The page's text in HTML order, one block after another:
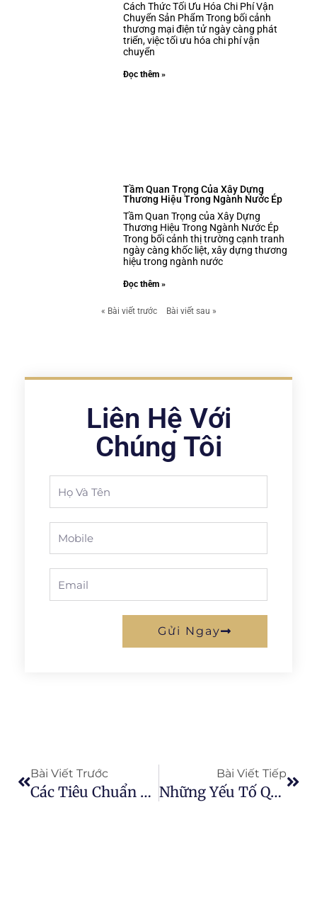
Cách Thức Tối Ưu Hóa Chi Phí Vận
Chuyển Sản Phẩm Trong bối cảnh
thương mại điện tử ngày càng phát
triển, việc tối ưu hóa chi phí vận
chuyển
Đọc thêm »
Tầm Quan Trọng Của Xây Dựng
Thương Hiệu Trong Ngành Nước Ép
Tầm Quan Trọng của Xây Dựng
Thương Hiệu Trong Ngành Nước Ép
Trong bối cảnh thị trường cạnh tranh
ngày càng khốc liệt, xây dựng thương
hiệu trong ngành nước
Đọc thêm »
« Bài viết trước Bài viết sau »
Liên Hệ Với
Chúng Tôi
Name
Gửi Ngay
Bài Viết Trước
Các Tiêu Chuẩn An Toàn Thực Phẩm Trong Sản Xuất Nước Ép Chanh Dây
Bài Viết Tiếp
Những Yếu Tố Quan Trọng Để Thành Công Trong Ngành Sản Xuất Nước Ép Chanh Dây